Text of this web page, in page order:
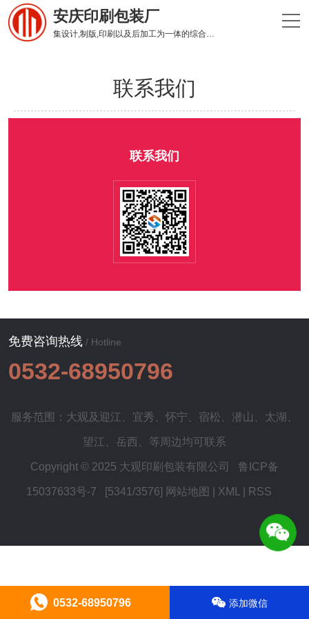
安庆印刷包装厂
集设计,制版,印刷以及后加工为一体的综合性印刷企业
联系我们
联系我们
免费咨询热线 / Hotline
0532-68950796
服务范围：大观及 迎江 宜秀 怀宁 宿松 潜山 太湖
望江 岳西 、等周边均可联系
Copyright © 2025 大观印刷包装有限公司 鲁ICP备
15037633号-7 [5341/3576] 网站地图 XML RSS
0532-68950796 添加微信